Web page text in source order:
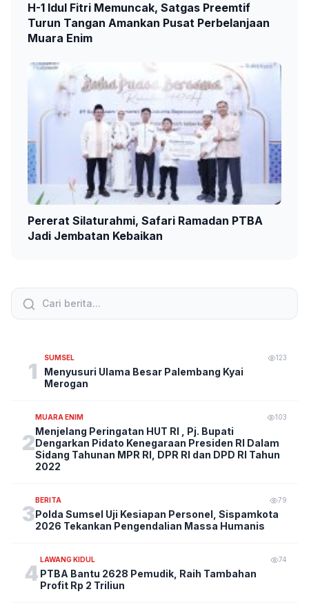
H-1 Idul Fitri Memuncak, Satgas Preemtif
Turun Tangan Amankan Pusat Perbelanjaan
Muara Enim
Pererat Silaturahmi, Safari Ramadan PTBA
Jadi Jembatan Kebaikan
1
SUMSEL 123
Menyusuri Ulama Besar Palembang Kyai
Merogan
2
MUARA ENIM 103
Menjelang Peringatan HUT RI , Pj. Bupati
Dengarkan Pidato Kenegaraan Presiden RI Dalam
Sidang Tahunan MPR RI, DPR RI dan DPD RI Tahun
2022
3
BERITA 79
Polda Sumsel Uji Kesiapan Personel, Sispamkota
2026 Tekankan Pengendalian Massa Humanis
4
LAWANG KIDUL 74
PTBA Bantu 2628 Pemudik, Raih Tambahan
Profit Rp 2 Triliun